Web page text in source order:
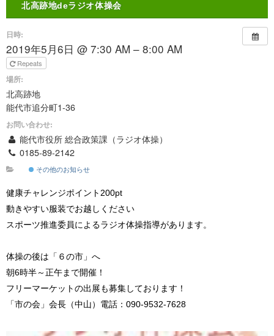
北高跡地deラジオ体操会
日時:
2019年5月6日 @ 7:30 AM – 8:00 AM
Repeats
場所:
北高跡地
能代市追分町1-36
お問い合わせ:
能代市役所 総合政策課（ラジオ体操）
0185-89-2142
その他のお知らせ
健康チャレンジポイント200pt
動きやすい服装でお越しください
スポーツ推進委員によるラジオ体操指導があります。
体操の後は「６の市」へ
朝6時半～正午まで開催！
フリーマーケットの出展も募集しております！
「市の会」会長（中山）電話：090-9532-7628